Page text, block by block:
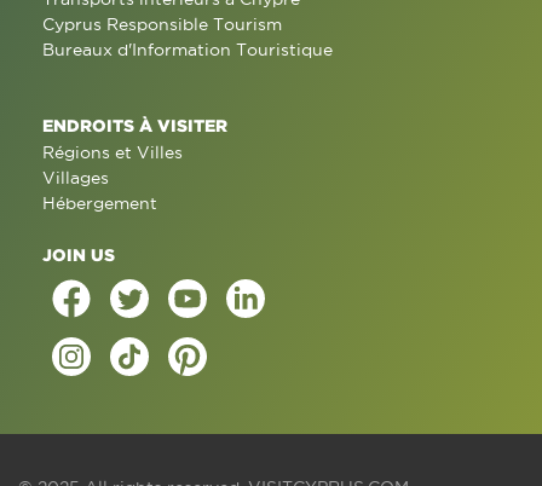
Cyprus Responsible Tourism
Bureaux d'Information Touristique
ENDROITS À VISITER
Régions et Villes
Villages
Hébergement
JOIN US